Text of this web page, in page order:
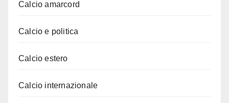
Calcio amarcord
Calcio e politica
Calcio estero
Calcio internazionale